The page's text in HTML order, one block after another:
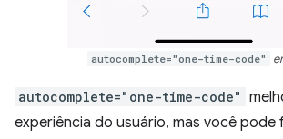
autocomplete="one-time-code"
autocomplete="one-time-code"
experiência do usuário, mas você pode